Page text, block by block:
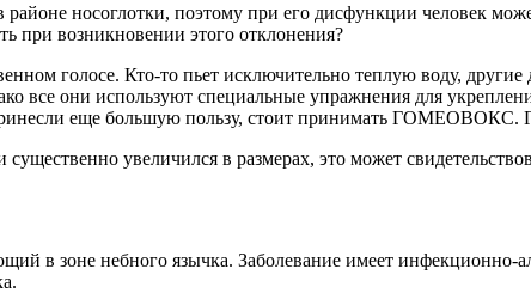
носоглотки, поэтому при его дисфункции человек
при возникновении этого отклонения?
голосе. Кто-то пьет исключительно теплую воду,
все они используют специальные упражнения для
еще большую пользу, стоит принимать ГОМЕОВОКС.
увеличился в размерах, это может
в зоне небного язычка. Заболевание имеет инфекционно-